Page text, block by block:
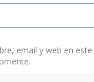
email y web en